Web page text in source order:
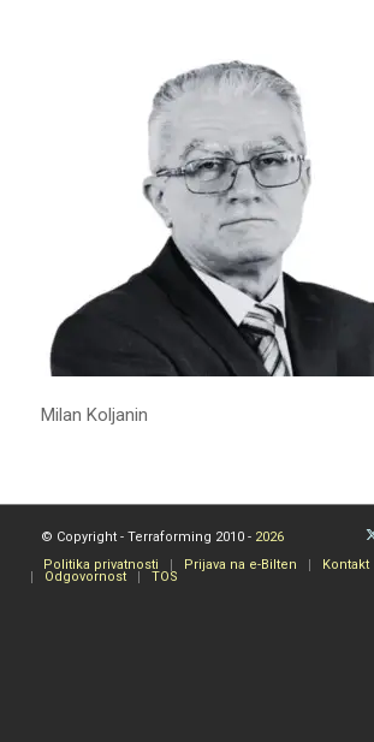
Milan Koljanin
© Copyright - Terraforming 2010 - 2026
Politika privatnosti
Prijava na e-Bilten Kontakt
Odgovornost TOS